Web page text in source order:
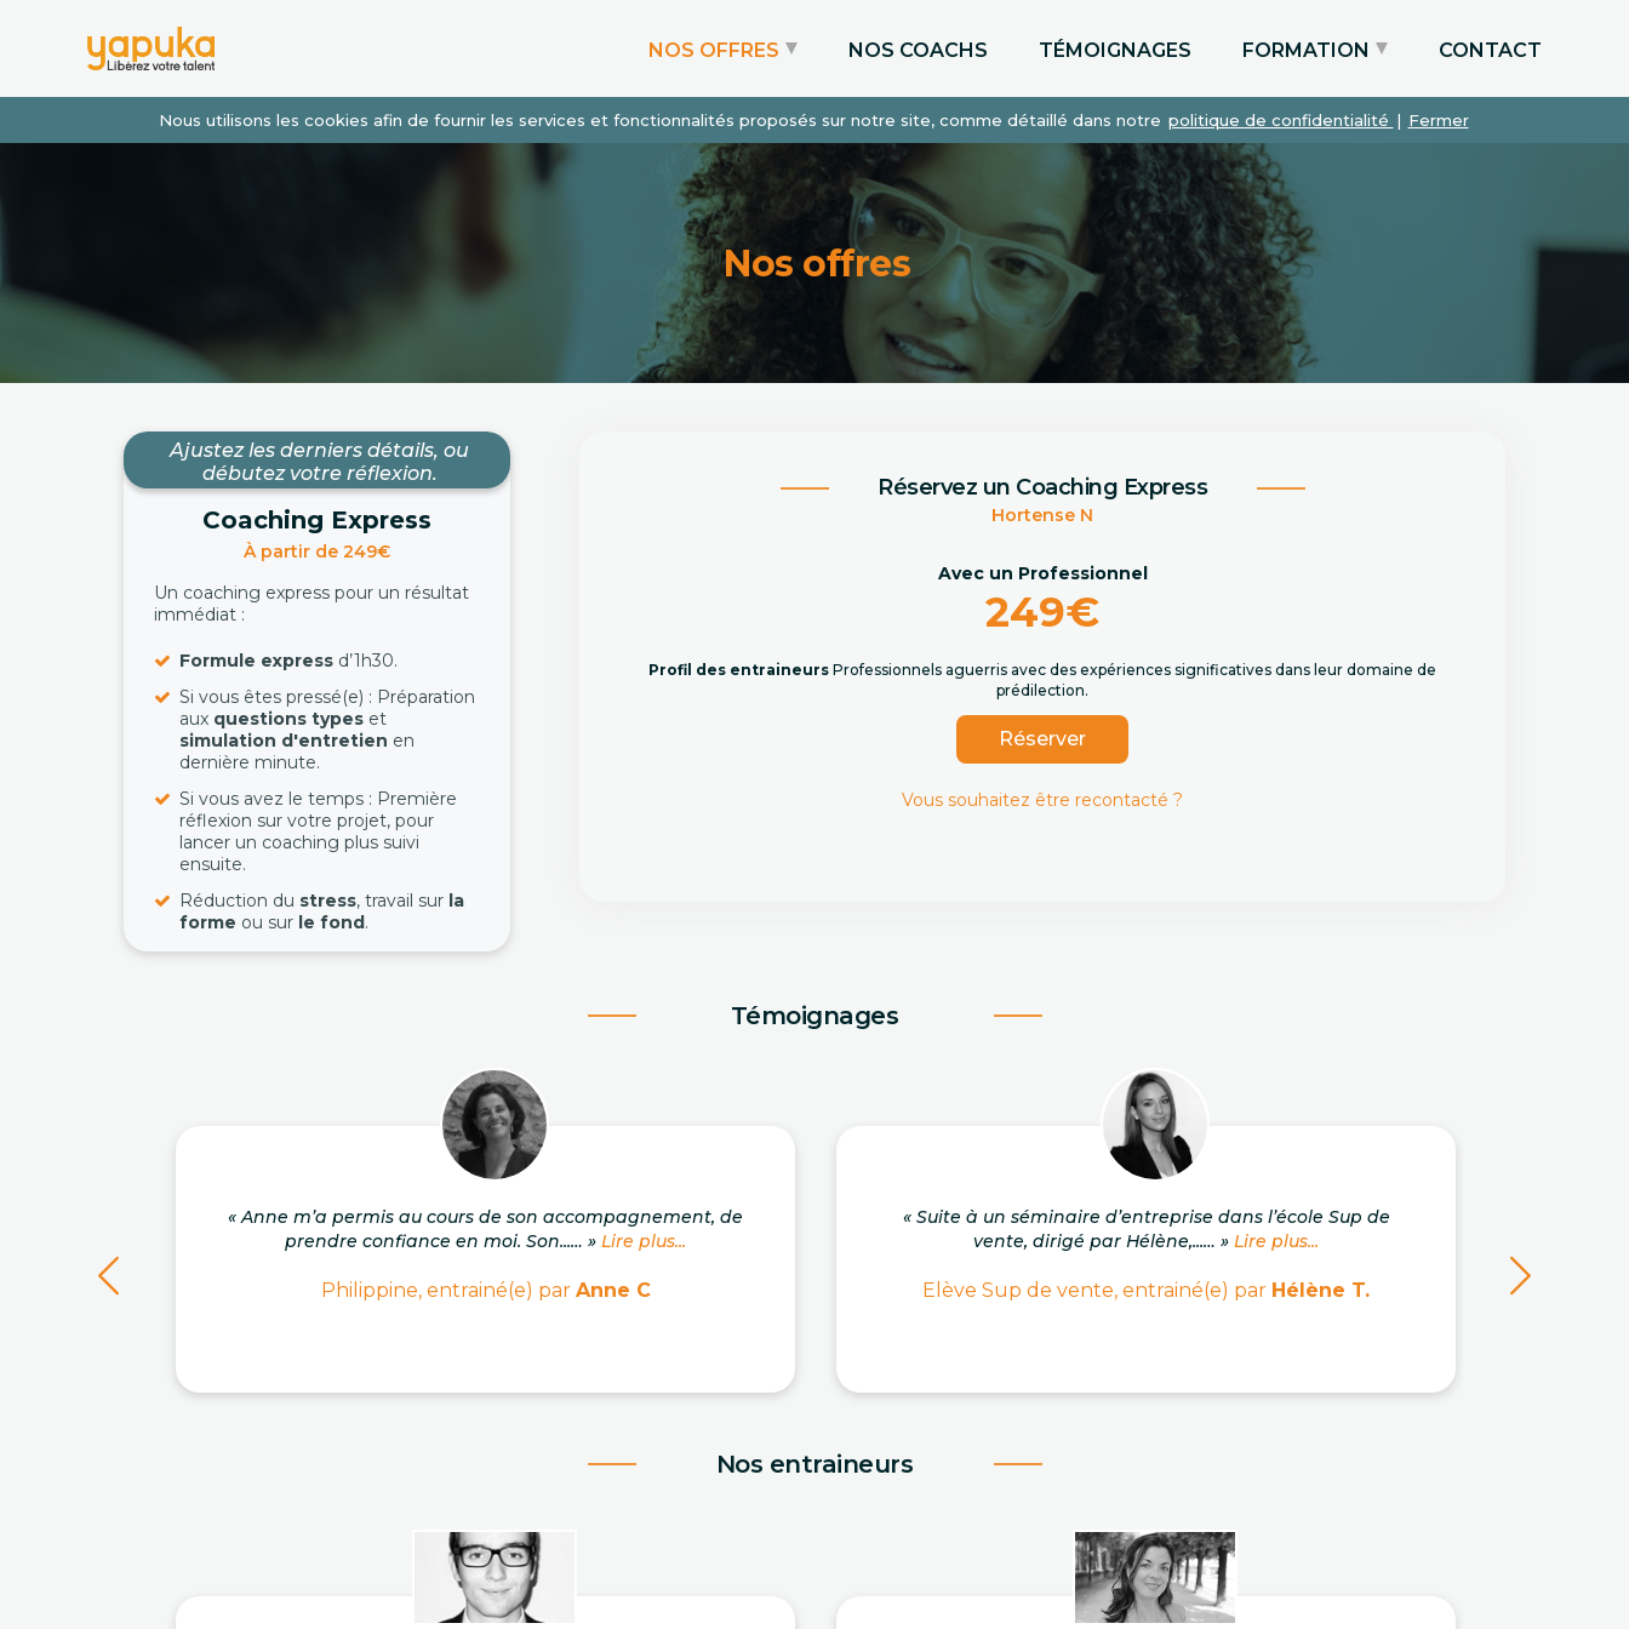
Nous utilisons les cookies afin de fournir les services et fonctionnalités proposés sur notre site, comme détaillé dans notre politique de confidentialité | Fermer
NOS OFFRES
Coaching Express
Coaching Admissions
Coaching Sur-mesure
NOS COACHS TÉMOIGNAGES FORMATION
Particuliers via le CPF
Etudiants
Entreprises
CONTACT
Nos offres
Ajustez les derniers détails, ou
débutez votre réflexion.
Coaching Express
À partir de 249€
Un coaching express pour un résultat
immédiat :
Formule express d’1h30.
Si vous êtes pressé(e) : Préparation
aux questions types et
simulation d'entretien en
dernière minute.
Si vous avez le temps : Première
réflexion sur votre projet, pour
lancer un coaching plus suivi
ensuite.
Réduction du stress, travail sur la
forme ou sur le fond.
Réservez un Coaching Express
Hortense N
Avec un Professionnel
249€
Profil des entraineurs Professionnels aguerris avec des expériences significatives dans leur domaine de
prédilection.
Réserver
Vous souhaitez être recontacté ?
Témoignages
« Anne m’a permis au cours de son accompagnement, de
prendre confiance en moi. Son...… » Lire plus...
Philippine, entrainé(e) par Anne C
« Suite à un séminaire d’entreprise dans l’école Sup de
vente, dirigé par Hélène,...… » Lire plus...
Elève Sup de vente, entrainé(e) par Hélène T.
Nos entraineurs